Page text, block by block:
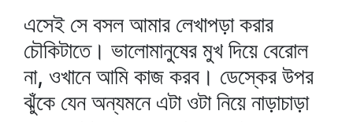
এসেই সে বসল আমার লেখাপড়া করার
চৌকিটাতে। ভালোমানুষের মুখ দিয়ে বেরোল
না, ওখানে আমি কাজ করব। ডেস্কের উপর
ঝুঁকে যেন অন্যমনে এটা ওটা নিয়ে নাড়াচাড়া